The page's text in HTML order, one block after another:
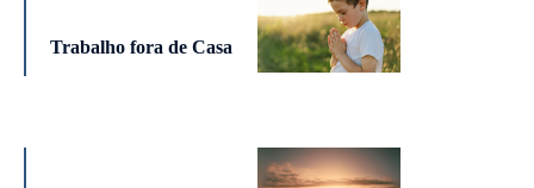
Trabalho fora de Casa